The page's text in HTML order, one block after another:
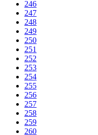
246
247
248
249
250
251
252
253
254
255
256
257
258
259
260